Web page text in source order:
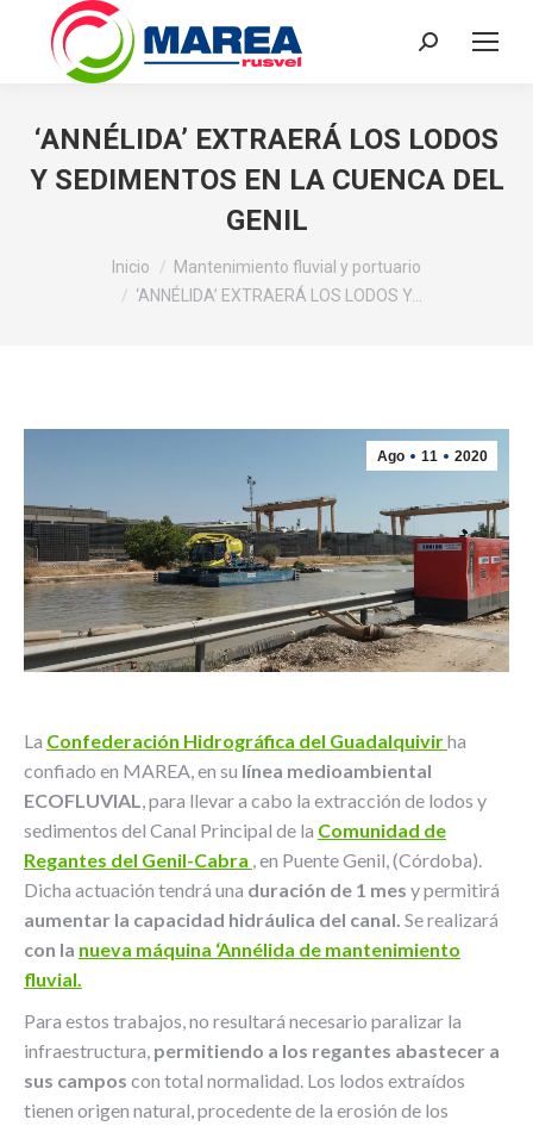
Buscar:
‘ANNÉLIDA’ EXTRAERÁ LOS LODOS
Y SEDIMENTOS EN LA CUENCA DEL
GENIL
Inicio
Mantenimiento fluvial y portuario
‘ANNÉLIDA’ EXTRAERÁ LOS LODOS Y…
Ago 11 2020
La Confederación Hidrográfica del Guadalquivirha
confiado en MAREA, en su línea medioambiental
ECOFLUVIAL, para llevar a cabo la extracción de lodos y
sedimentos del Canal Principal de la Comunidad de
Regantes del Genil-Cabra , en Puente Genil, (Córdoba).
Dicha actuación tendrá una duración de 1 mes y permitirá
aumentar la capacidad hidráulica del canal. Se realizará
con la nueva máquina ‘Annélida de mantenimiento
fluvial.
Para estos trabajos, no resultará necesario paralizar la
infraestructura, permitiendo a los regantes abastecer a
sus campos con total normalidad. Los lodos extraídos
tienen origen natural, procedente de la erosión de los